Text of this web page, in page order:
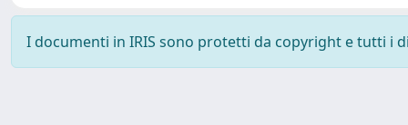
I documenti in IRIS sono protetti da copyright e tutti i